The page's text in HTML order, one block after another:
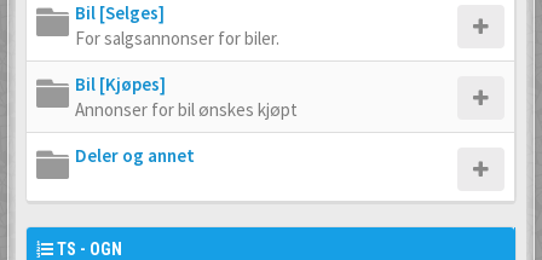
Bil [Selges]
For salgsannonser for biler.
Bil [Kjøpes]
Annonser for bil ønskes kjøpt
Deler og annet
TS - OGN